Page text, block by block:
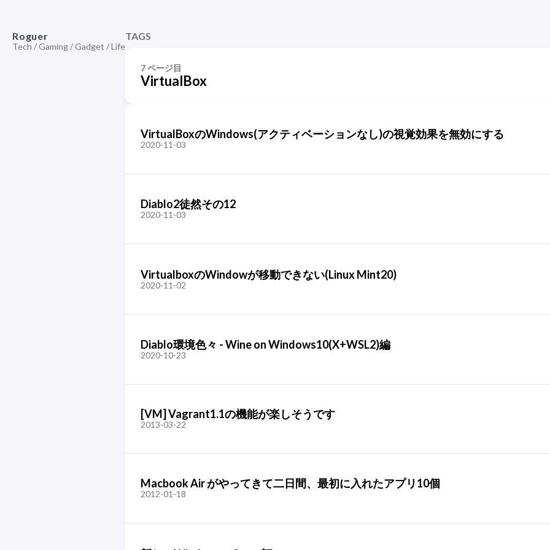
Roguer
Tech / Gaming / Gadget / Life
TAGS
7 ページ目
VirtualBox
VirtualBoxのWindows(アクティベーションなし)の視覚効果を無効にする
2020-11-03
Diablo2徒然その12
2020-11-03
VirtualboxのWindowが移動できない(Linux Mint20)
2020-11-02
Diablo環境色々 - Wine on Windows10(X+WSL2)編
2020-10-23
[VM] Vagrant1.1の機能が楽しそうです
2013-03-22
Macbook Air がやってきて二日間、最初に入れたアプリ10個
2012-01-18